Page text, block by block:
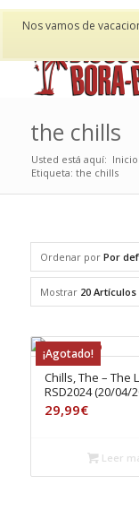
Nos vamos de
the chills
Usted está aquí: Inicio
Etiqueta: the chills
Ordenar por Por
Mostrar 20
¡Agotado!
Chills, The – The
RSD2024 (20/04/
29,99€
Leer